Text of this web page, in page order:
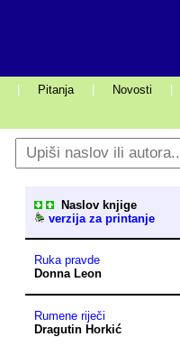
Pitanja Novosti
Naslov knjige
verzija za printanje
Ruka pravde
Donna Leon
Rumene riječi
Dragutin Horkić